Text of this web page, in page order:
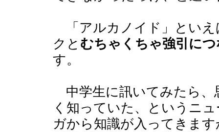
「アルカノイド」といえ
クと むちゃくちゃ強引に
す。
中学生に訊いてみたら、
く知っていた、というニ
ガから知識が入ってきま